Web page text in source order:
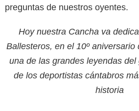
preguntas de nuestros oyentes.
Hoy nuestra Cancha va
Ballesteros, en el 10º aniversario
una de las grandes leyendas
de los deportistas cántabros
historia